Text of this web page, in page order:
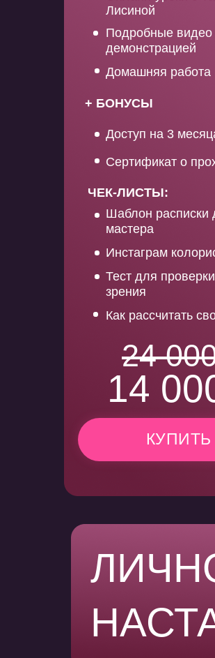
Шаблон расписки
мастера
Инстаграм
Как рассчитать
Лисиной
Тест для
зрения
Подробные видео
демонстрацией
ЧЕК-ЛИСТЫ:
Домашняя работа
+ БОНУСЫ
Доступ на 3
Сертификат о
24
14